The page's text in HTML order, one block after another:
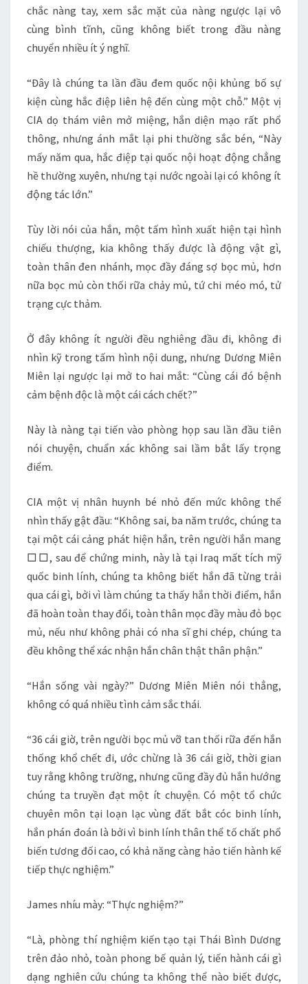
chắc nàng tay, xem sắc mặt của nàng ngược lại vô
cùng bình tĩnh, cũng không biết trong đầu nàng
chuyển nhiều ít ý nghĩ.
“Đây là chúng ta lần đầu đem quốc nội khủng bố sự
kiện cùng hắc điệp liên hệ đến cùng một chỗ.” Một vị
CIA dọ thám viên mở miệng, hắn diện mạo rất phổ
thông, nhưng ánh mắt lại phi thường sắc bén, “Này
mấy năm qua, hắc điệp tại quốc nội hoạt động chẳng
hề thường xuyên, nhưng tại nước ngoài lại có không ít
động tác lớn.”
Tùy lời nói của hắn, một tấm hình xuất hiện tại hình
chiếu thượng, kia không thấy được là động vật gì,
toàn thân đen nhánh, mọc đầy đáng sợ bọc mủ, hơn
nữa bọc mủ còn thối rữa chảy mủ, tứ chi méo mó, tử
trạng cực thảm.
Ở đây không ít người đều nghiêng đầu đi, không đi
nhìn kỹ trong tấm hình nội dung, nhưng Dương Miên
Miên lại ngược lại mở to hai mắt: “Cùng cái đó bệnh
cảm bệnh độc là một cái cách chết?”
Này là nàng tại tiến vào phòng họp sau lần đầu tiên
nói chuyện, chuẩn xác không sai lầm bắt lấy trọng
điểm.
CIA một vị nhân huynh bé nhỏ đến mức không thể
nhìn thấy gật đầu: “Không sai, ba năm trước, chúng ta
tại một cái cảng phát hiện hắn, trên người hắn mang
□□, sau để chứng minh, này là tại Iraq mất tích mỹ
quốc binh lính, chúng ta không biết hắn đã từng trải
qua cái gì, bởi vì làm chúng ta thấy hắn thời điểm, hắn
đã hoàn toàn thay đổi, toàn thân mọc đầy màu đỏ bọc
mủ, nếu như không phải có nha sĩ ghi chép, chúng ta
đều không thể xác nhận hắn chân thật thân phận.”
“Hắn sống vài ngày?” Dương Miên Miên nói thẳng,
không có quá nhiều tình cảm sắc thái.
“36 cái giờ, trên người bọc mủ vỡ tan thối rữa đến hắn
thống khổ chết đi, ước chừng là 36 cái giờ, thời gian
tuy rằng không trường, nhưng cũng đầy đủ hắn hướng
chúng ta truyền đạt một ít chuyện. Có một tổ chức
chuyên môn tại loạn lạc vùng đất bắt cóc binh lính,
hắn phán đoán là bởi vì binh lính thân thể tố chất phổ
biến tương đối cao, có khả năng càng hảo tiến hành kế
tiếp thực nghiệm.”
James nhíu mày: “Thực nghiệm?”
“Là, phòng thí nghiệm kiến tạo tại Thái Bình Dương
trên đảo nhỏ, toàn phong bế quản lý, tiến hành cái gì
dạng nghiên cứu chúng ta không thể nào biết được,